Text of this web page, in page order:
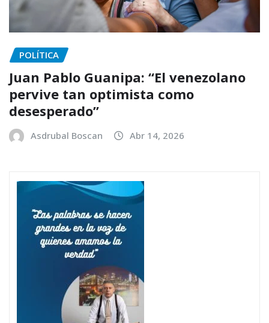
POLÍTICA
Juan Pablo Guanipa: “El venezolano
pervive tan optimista como
desesperado”
Asdrubal Boscan Abr 14, 2026